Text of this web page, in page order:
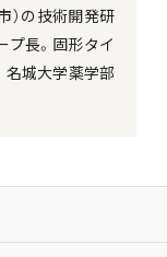
）の技術開発研
長。固形タイ
名城大学薬学部